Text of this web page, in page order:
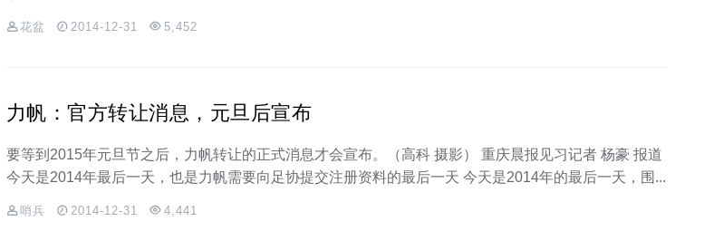
花盆 2014-12-31 5,452
力帆：官方转让消息，元旦后宣布
要等到2015年元旦节之后，力帆转让的正式消息才会宣布。（高科 摄影） 重庆晨报见习记者 杨豪 报道
今天是2014年最后一天，也是力帆需要向足协提交注册资料的最后一天 今天是2014年的最后一天，围...
哨兵 2014-12-31 4,441